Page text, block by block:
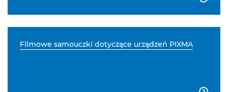
Filmowe samouczki dotyczące urządzeń PIXMA
